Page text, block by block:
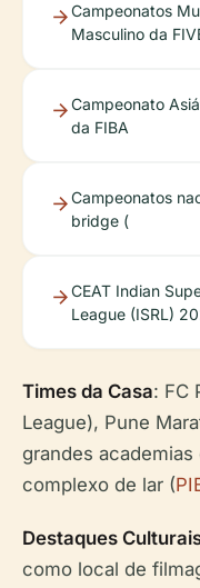
Campeonatos
Masculino da
Campeonato
da FIBA
Campeonatos
bridge (
CEAT Indian
League (ISRL)
Times da Casa: FC
League), Pune
grandes
complexo de lar (
Destaques
como local de